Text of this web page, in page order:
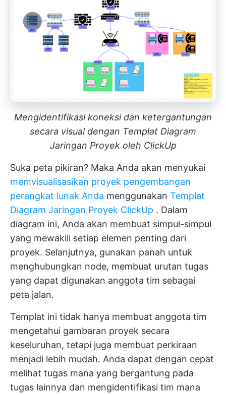
Mengidentifikasi koneksi dan ketergantungan
secara visual dengan Templat Diagram
Jaringan Proyek oleh ClickUp
Suka peta pikiran? Maka Anda akan menyukai
memvisualisasikan proyek pengembangan
perangkat lunak Anda menggunakan Templat
Diagram Jaringan Proyek ClickUp . Dalam
diagram ini, Anda akan membuat simpul-simpul
yang mewakili setiap elemen penting dari
proyek. Selanjutnya, gunakan panah untuk
menghubungkan node, membuat urutan tugas
yang dapat digunakan anggota tim sebagai
peta jalan.
Templat ini tidak hanya membuat anggota tim
mengetahui gambaran proyek secara
keseluruhan, tetapi juga membuat perkiraan
menjadi lebih mudah. Anda dapat dengan cepat
melihat tugas mana yang bergantung pada
tugas lainnya dan mengidentifikasi tim mana